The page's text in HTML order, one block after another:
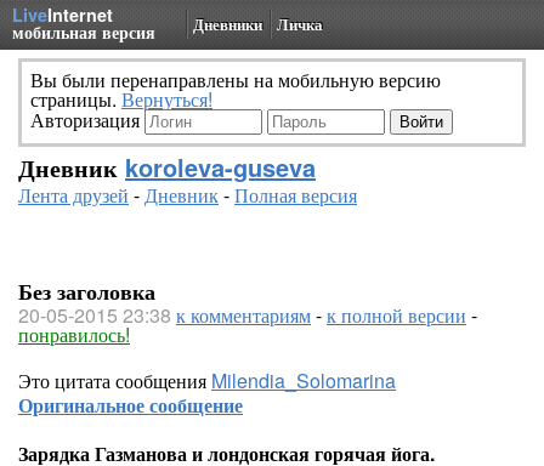
LiveInternet
мобильная версия Дневники Личка
Вы были перенаправлены на мобильную версию
страницы. Вернуться!
Авторизация
Дневник koroleva-guseva
Лента друзей -Дневник-Полная версия
Без заголовка
20-05-2015 23:38 к комментариям-к полной версии -
понравилось!
Это цитата сообщения Milendia_Solomarina
Оригинальное сообщение
Зарядка Газманова и лондонская горячая йога.